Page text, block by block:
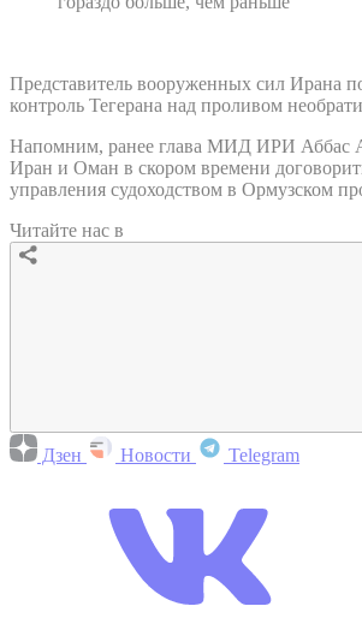
Представитель вооруженных сил Ирана
контроль Тегерана над проливом
Напомним, ранее глава МИД ИРИ Аббас
Иран и Оман в скором времени
управления судоходством в Ормузском
Читайте нас в
Дзен Новости Telegram